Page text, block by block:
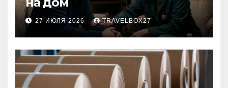
27 ИЮЛЯ 2026 TRAVELBOX27_